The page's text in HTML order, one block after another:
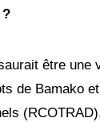
être une
de Bamako